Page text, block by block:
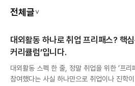
전체글 ∨
대외활동 하나로 취업 프리패스? 핵심
커리큘럼’입니다.
대외활동 스펙 한 줄, 정말 취업을 위한 ‘프리
참여했다는 사실 하나만으로 취업이나 진학